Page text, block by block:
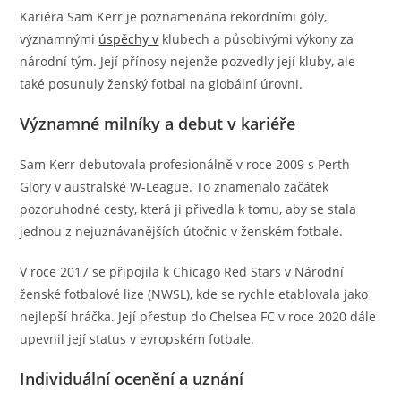
Kariéra Sam Kerr je poznamenána rekordními góly,
významnými úspěchy v klubech a působivými výkony za
národní tým. Její přínosy nejenže pozvedly její kluby, ale
také posunuly ženský fotbal na globální úrovni.
Významné milníky a debut v kariéře
Sam Kerr debutovala profesionálně v roce 2009 s Perth
Glory v australské W-League. To znamenalo začátek
pozoruhodné cesty, která ji přivedla k tomu, aby se stala
jednou z nejuznávanějších útočnic v ženském fotbale.
V roce 2017 se připojila k Chicago Red Stars v Národní
ženské fotbalové lize (NWSL), kde se rychle etablovala jako
nejlepší hráčka. Její přestup do Chelsea FC v roce 2020 dále
upevnil její status v evropském fotbale.
Individuální ocenění a uznání